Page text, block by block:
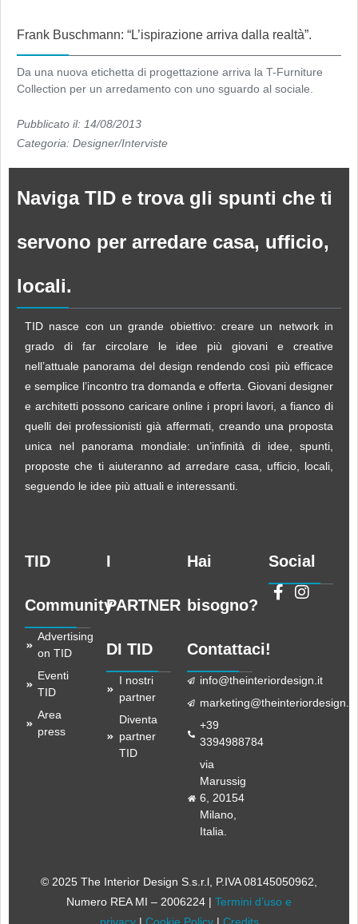
Frank Buschmann: “L’ispirazione arriva dalla realtà”.
Da una nuova etichetta di progettazione arriva la T-Furniture
Collection per un arredamento con uno sguardo al sociale.
Pubblicato il: 14/08/2013
Categoria: Designer/Interviste
Naviga TID e trova gli spunti che ti
servono per arredare casa, ufficio,
locali.
TID nasce con un grande obiettivo: creare un network in
grado di far circolare le idee più giovani e creative
nell’attuale panorama del design rendendo così più efficace
e semplice l’incontro tra domanda e offerta. Giovani designer
e architetti possono caricare online i propri lavori, a fianco di
quelli dei professionisti già affermati, creando una proposta
unica nel panorama mondiale: un’infinità di idee, spunti,
proposte che ti aiuteranno ad arredare casa, ufficio, locali,
seguendo le idee più attuali e interessanti.
TID
Community
Advertising
on TID
Eventi
TID
Area
press
I
PARTNER
DI TID
I nostri
partner
Diventa
partner
TID
Hai
bisogno?
Contattaci!
info@theinteriordesign.it
marketing@theinteriordesign.it
+39
3394988784
via
Marussig
6, 20154
Milano,
Italia.
Social
© 2025 The Interior Design S.s.r.l, P.IVA 08145050962,
Numero REA MI – 2006224 | Termini d’uso e